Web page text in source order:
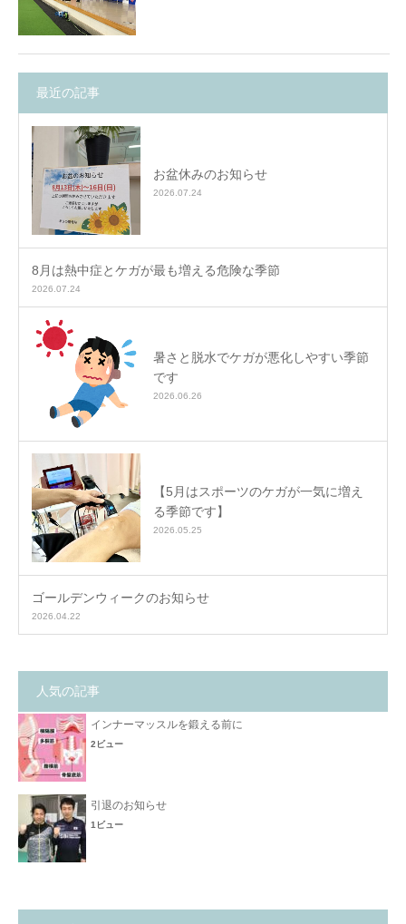
最近の記事
お盆休みのお知らせ
2026.07.24
8月は熱中症とケガが最も増える危険な季節
2026.07.24
暑さと脱水でケガが悪化しやすい季節
です
2026.06.26
【5月はスポーツのケガが一気に増え
る季節です】
2026.05.25
ゴールデンウィークのお知らせ
2026.04.22
人気の記事
インナーマッスルを鍛える前に
2ビュー
引退のお知らせ
1ビュー